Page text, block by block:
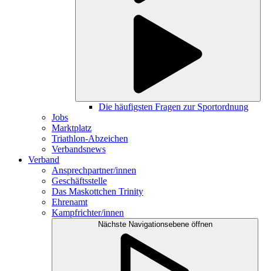
Die häufigsten Fragen zur Sportordnung
Jobs
Marktplatz
Triathlon-Abzeichen
Verbandsnews
Verband
Ansprechpartner/innen
Geschäftsstelle
Das Maskottchen Trinity
Ehrenamt
Kampfrichter/innen
Nächste Navigationsebene öffnen